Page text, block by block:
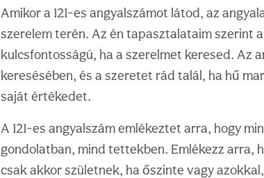
Amikor a 121-es angyalszámot látod, az
szerelem terén. Az én tapasztalataim szerint
kulcsfontosságú, ha a szerelmet keresed. Az
keresésében, és a szeretet rád talál, ha hű
saját értékedet.
A 121-es angyalszám emlékeztet arra, hogy
gondolatban, mind tettekben. Emlékezz arra,
csak akkor születnek, ha őszinte vagy